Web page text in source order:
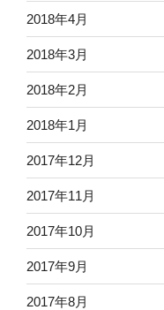
2018年4月
2018年3月
2018年2月
2018年1月
2017年12月
2017年11月
2017年10月
2017年9月
2017年8月